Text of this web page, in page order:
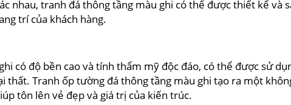
nhau, tranh đá thông tầng màu ghi có thể được thiết kế và
trí của khách hàng.
có độ bền cao và tính thẩm mỹ độc đáo, có thể được sử
thất. Tranh ốp tường đá thông tầng màu ghi tạo ra một
tôn lên vẻ đẹp và giá trị của kiến trúc.